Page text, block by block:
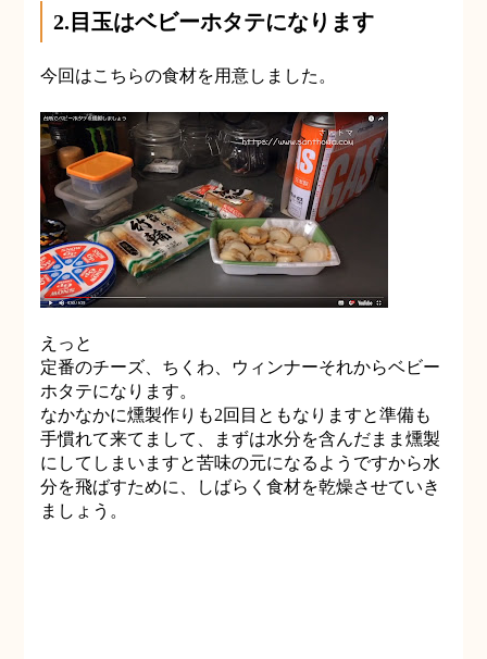
2.目玉はベビーホタテになります
今回はこちらの食材を用意しました。
えっと
定番のチーズ、ちくわ、ウィンナーそれからベビー
ホタテになります。
なかなかに燻製作りも2回目ともなりますと準備も
手慣れて来てまして、まずは水分を含んだまま燻製
にしてしまいますと苦味の元になるようですから水
分を飛ばすために、しばらく食材を乾燥させていき
ましょう。